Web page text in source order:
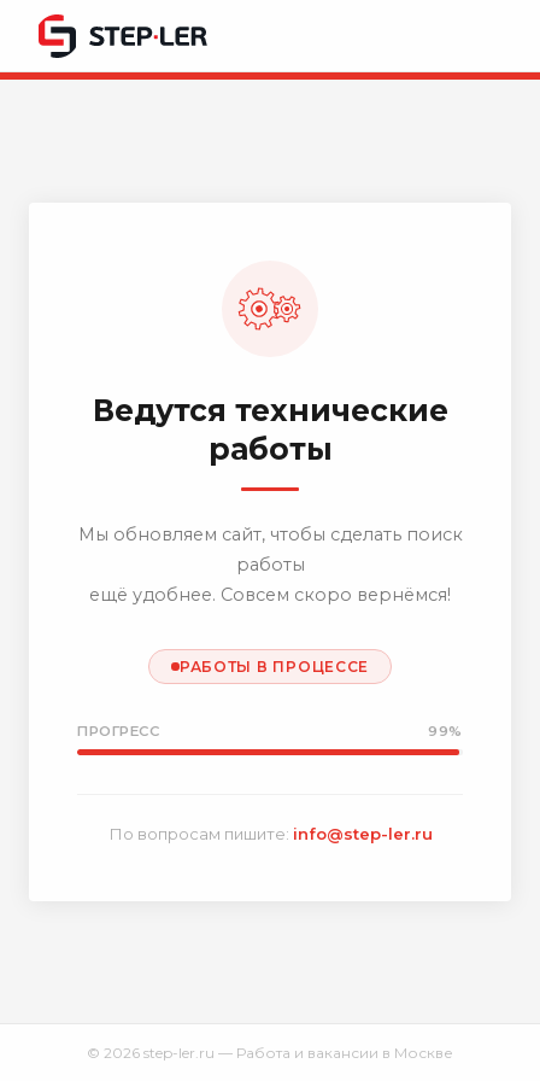
Ведутся технические
работы
Мы обновляем сайт, чтобы сделать поиск
работы
ещё удобнее. Совсем скоро вернёмся!
РАБОТЫ В ПРОЦЕССЕ
ПРОГРЕСС 99%
По вопросам пишите: info@step-ler.ru
© 2026 step-ler.ru — Работа и вакансии в Москве